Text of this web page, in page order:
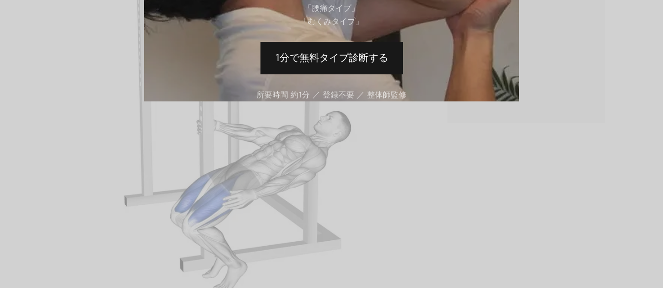
「腰痛タイプ」
「むくみタイプ」
1分で無料タイプ診断する
所要時間 約1分 ／ 登録不要 ／ 整体師監修